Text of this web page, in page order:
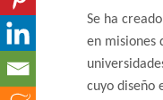
Se ha
en misiones
cuyo diseño